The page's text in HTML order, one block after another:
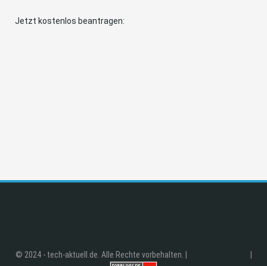
Jetzt kostenlos beantragen:
© 2024 - tech-aktuell.de. Alle Rechte vorbehalten. |